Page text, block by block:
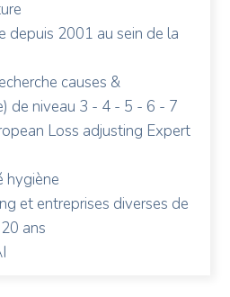
depuis 2001 au sein de la
causes &
de niveau 3 - 4 - 5 - 6 - 7
Loss adjusting Expert
hygiène
et entreprises diverses de
ans